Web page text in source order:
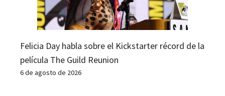
Felicia Day habla sobre el Kickstarter récord de la
película The Guild Reunion
6 de agosto de 2026